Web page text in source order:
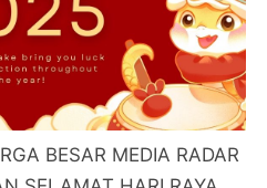
BESAR MEDIA RADAR